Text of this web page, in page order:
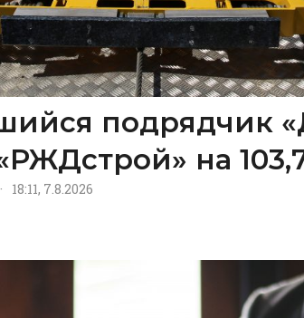
подрядчик
на
· 18:11, 7.8.2026